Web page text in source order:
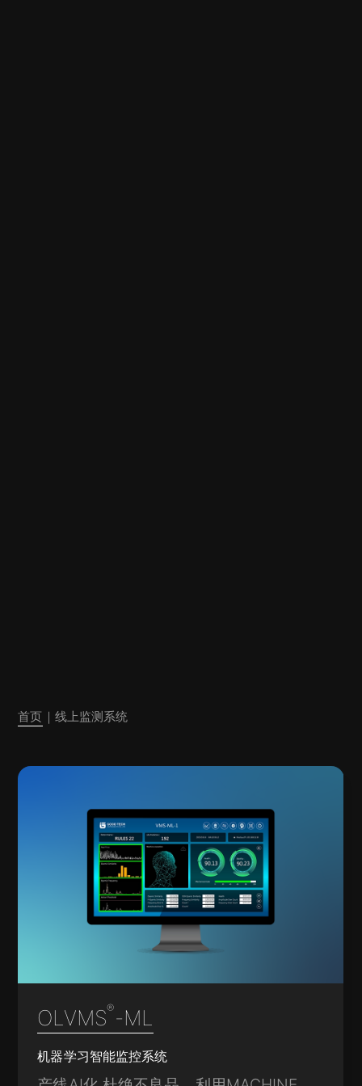
首页 ｜线上监测系统
OLVMS®-ML
机器学习智能监控系统